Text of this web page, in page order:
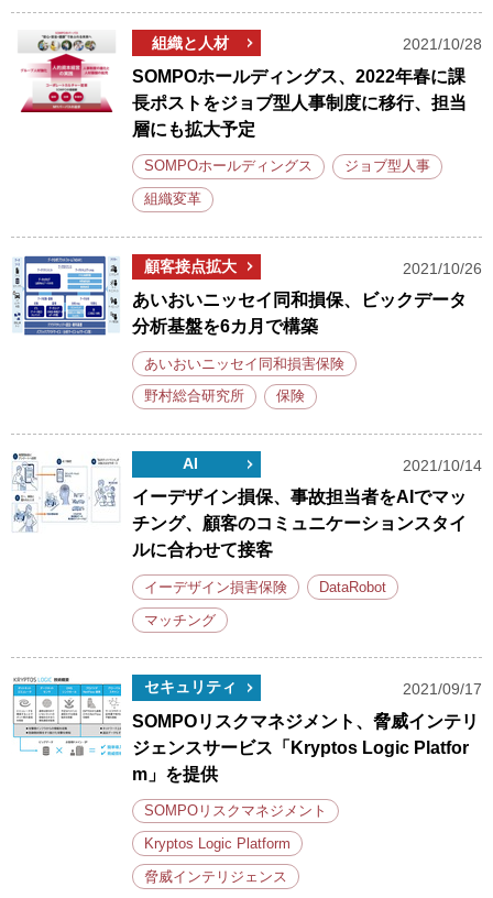
組織と人材 2021/10/28
SOMPOホールディングス、2022年春に課
長ポストをジョブ型人事制度に移行、担当
層にも拡大予定
SOMPOホールディングス ジョブ型人事
組織変革
顧客接点拡大 2021/10/26
あいおいニッセイ同和損保、ビックデータ
分析基盤を6カ月で構築
あいおいニッセイ同和損害保険
野村総合研究所 保険
AI 2021/10/14
イーデザイン損保、事故担当者をAIでマッ
チング、顧客のコミュニケーションスタイ
ルに合わせて接客
イーデザイン損害保険 DataRobot
マッチング
セキュリティ 2021/09/17
SOMPOリスクマネジメント、脅威インテリ
ジェンスサービス「Kryptos Logic Platfor
m」を提供
SOMPOリスクマネジメント
Kryptos Logic Platform
脅威インテリジェンス